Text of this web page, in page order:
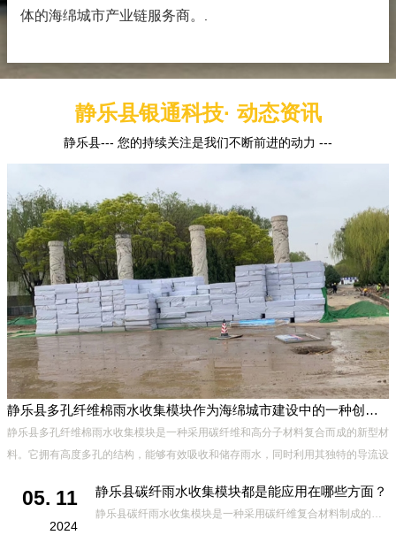
体的海绵城市产业链服务商。
静乐县银通科技· 动态资讯
静乐县--- 您的持续关注是我们不断前进的动力 ---
静乐县多孔纤维棉雨水收集模块作为海绵城市建设中的一种创新材料
静乐县多孔纤维棉雨水收集模块是一种采用碳纤维和高分子材料复合而成的新型材
料。它拥有高度多孔的结构，能够有效吸收和储存雨水，同时利用其独特的导流设
05. 11
2024
静乐县碳纤雨水收集模块都是能应用在哪些方面？
静乐县碳纤雨水收集模块是一种采用碳纤维复合材料制成的雨水收集装置，具有*、环保、可持续等诸多优点。这种模块的设计独特，结构轻巧且强度高，耐腐蚀，能够在各种环境条件下稳定运行。其广泛的应用领域不仅体现在城市规